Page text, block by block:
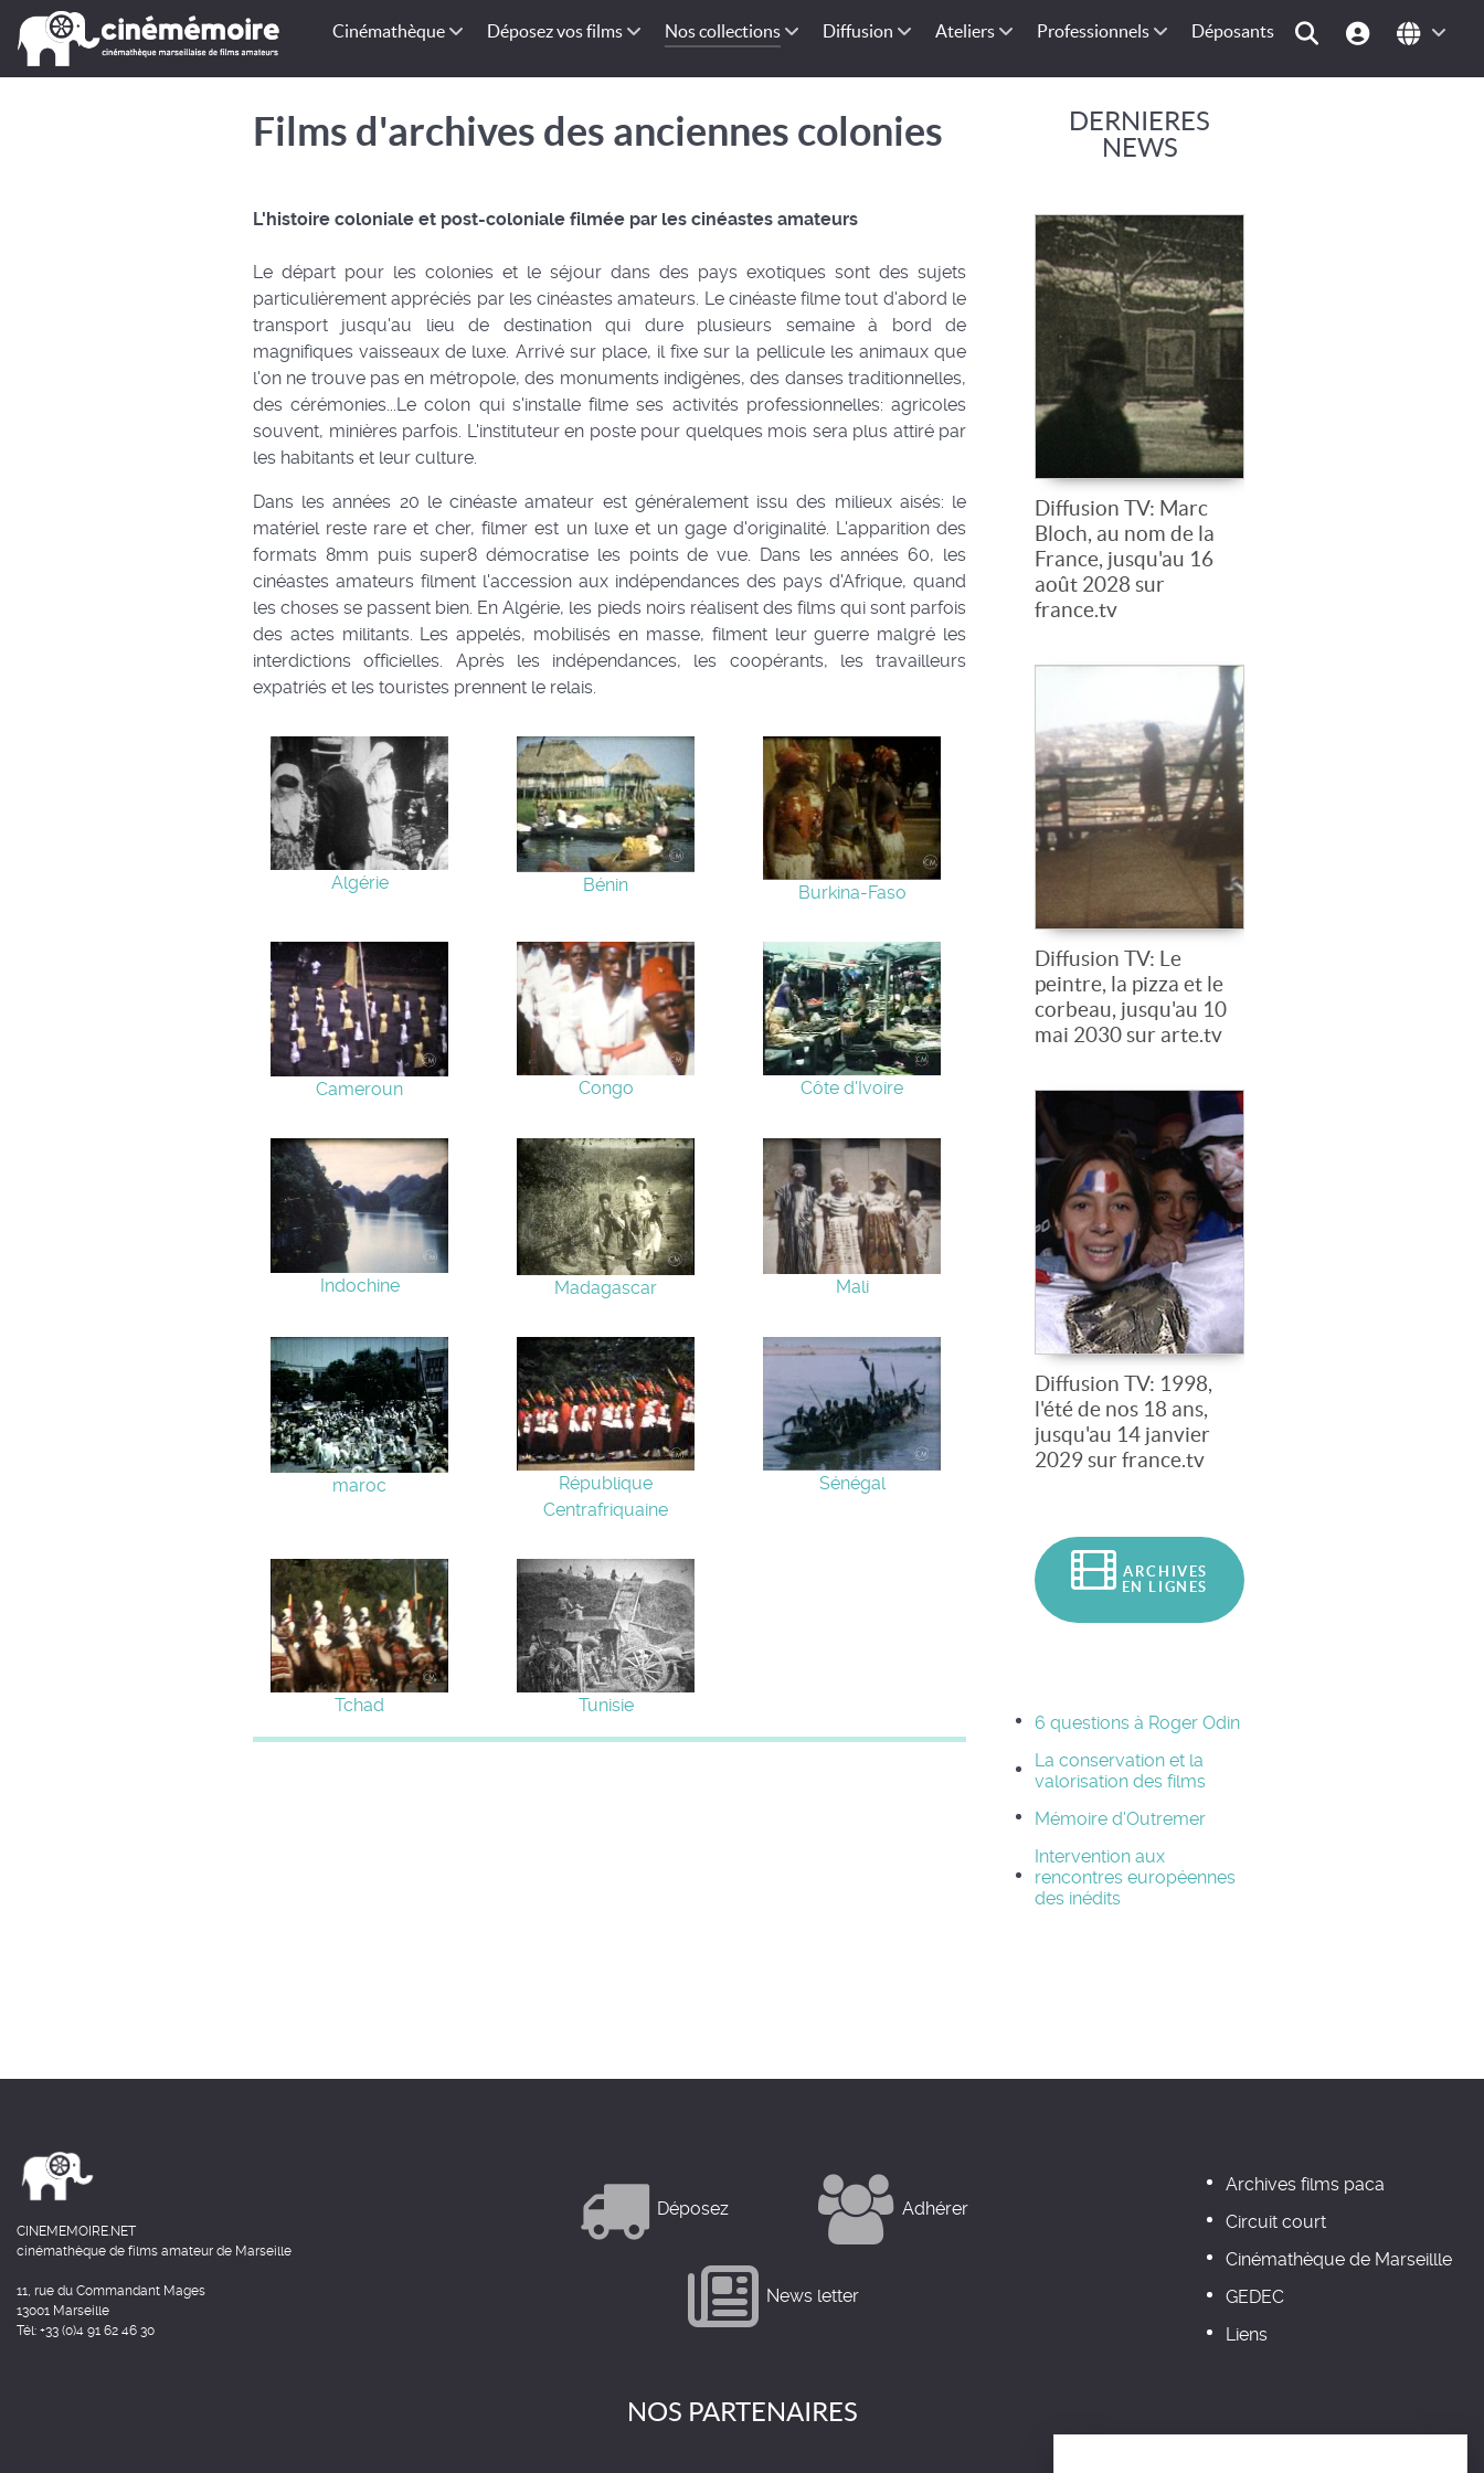
Cinémathèque Déposez vos films Nos collections Diffusion Ateliers Professionnels Déposants
Films d'archives des anciennes colonies
L'histoire coloniale et post-coloniale filmée par les cinéastes amateurs
Le départ pour les colonies et le séjour dans des pays exotiques sont des sujets
particulièrement appréciés par les cinéastes amateurs. Le cinéaste filme tout d'abord le
transport jusqu'au lieu de destination qui dure plusieurs semaine à bord de
magnifiques vaisseaux de luxe. Arrivé sur place, il fixe sur la pellicule les animaux que
l'on ne trouve pas en métropole, des monuments indigènes, des danses traditionnelles,
des cérémonies...Le colon qui s'installe filme ses activités professionnelles: agricoles
souvent, minières parfois. L'instituteur en poste pour quelques mois sera plus attiré par
les habitants et leur culture.
Dans les années 20 le cinéaste amateur est généralement issu des milieux aisés: le
matériel reste rare et cher, filmer est un luxe et un gage d'originalité. L'apparition des
formats 8mm puis super8 démocratise les points de vue. Dans les années 60, les
cinéastes amateurs filment l'accession aux indépendances des pays d'Afrique, quand
les choses se passent bien. En Algérie, les pieds noirs réalisent des films qui sont parfois
des actes militants. Les appelés, mobilisés en masse, filment leur guerre malgré les
interdictions officielles. Après les indépendances, les coopérants, les travailleurs
expatriés et les touristes prennent le relais.
Algérie Bénin Burkina-Faso
Cameroun Congo Côte d'Ivoire
Indochine Madagascar Mali
maroc
République
Centrafriquaine
Sénégal
Tchad Tunisie
DERNIERES
NEWS
Diffusion TV: Marc
Bloch, au nom de la
France, jusqu'au 16
août 2028 sur
france.tv
Diffusion TV: Le
peintre, la pizza et le
corbeau, jusqu'au 10
mai 2030 sur arte.tv
Diffusion TV: 1998,
l'été de nos 18 ans,
jusqu'au 14 janvier
2029 sur france.tv
ARCHIVES
EN LIGNES
6 questions à Roger Odin
La conservation et la
valorisation des films
Mémoire d'Outremer
Intervention aux
rencontres européennes
des inédits
CINEMEMOIRE.NET
cinémathèque de films amateur de Marseille
11, rue du Commandant Mages
13001 Marseille
Tél: +33 (0)4 91 62 46 30
Déposez Adhérer
News letter
Archives films paca
Circuit court
Cinémathèque de Marseillle
GEDEC
Liens
NOS PARTENAIRES